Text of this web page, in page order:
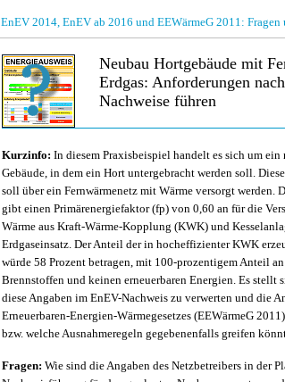
EnEV 2014, EnEV ab 2016 und EEWärmeG 2011:
Neubau Hortgebäude mit
Erdgas: Anforderungen
Nachweise führen
Kurzinfo: In diesem Praxisbeispiel handelt es sich um ein
Gebäude, in dem ein Hort untergebracht werden soll.
soll über ein Fernwärmenetz mit Wärme versorgt werden.
gibt einen Primärenergiefaktor (fp) von 0,60 an für die
Wärme aus Kraft-Wärme-Kopplung (KWK) und
Erdgaseinsatz. Der Anteil der in hocheffizienter KWK
würde 58 Prozent betragen, mit 100-prozentigem Anteil
Brennstoffen und keinen erneuerbaren Energien. Es stellt
diese Angaben im EnEV-Nachweis zu verwerten und die
Erneuerbaren-Energien-Wärmegesetzes (EEWärmeG
bzw. welche Ausnahmeregeln gegebenenfalls greifen
Fragen: Wie sind die Angaben des Netzbetreibers in der